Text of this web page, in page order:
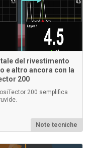
degli
importante
qualità ISO/QS-
di misura tracciabile
più
del rivestimento
e altro ancora con la
200
200 semplifica
Note tecniche